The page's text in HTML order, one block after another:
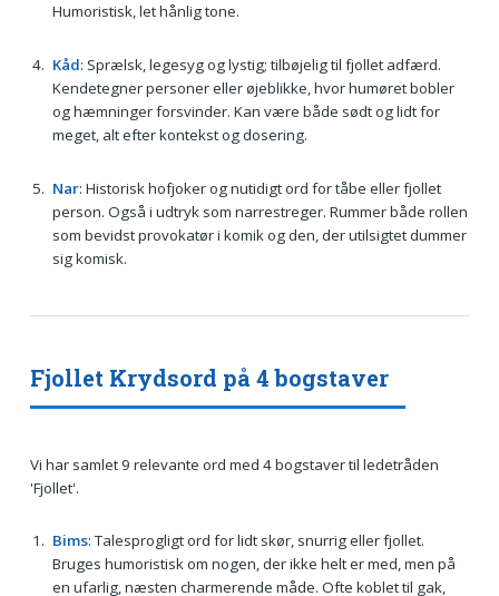
Humoristisk, let hånlig tone.
Kåd: Sprælsk, legesyg og lystig; tilbøjelig til fjollet adfærd.
Kendetegner personer eller øjeblikke, hvor humøret bobler
og hæmninger forsvinder. Kan være både sødt og lidt for
meget, alt efter kontekst og dosering.
Nar: Historisk hofjoker og nutidigt ord for tåbe eller fjollet
person. Også i udtryk som narrestreger. Rummer både rollen
som bevidst provokatør i komik og den, der utilsigtet dummer
sig komisk.
Fjollet Krydsord på 4 bogstaver
Vi har samlet 9 relevante ord med 4 bogstaver til ledetråden
'Fjollet'.
Bims: Talesprogligt ord for lidt skør, snurrig eller fjollet.
Bruges humoristisk om nogen, der ikke helt er med, men på
en ufarlig, næsten charmerende måde. Ofte koblet til gak,